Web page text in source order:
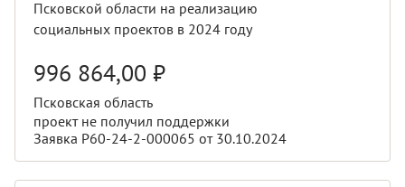
Псковской области на реализацию
социальных проектов в 2024 году
996 864,00 ₽
Псковская область
проект не получил поддержки
Заявка Р60-24-2-000065 от 30.10.2024